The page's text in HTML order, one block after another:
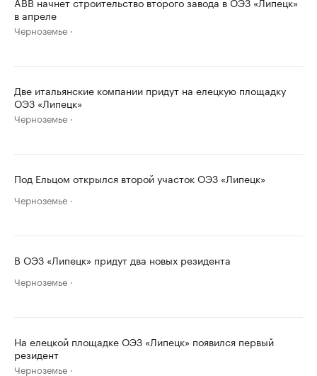
в апреле
Черноземье
Две итальянские компании придут на елецкую площадку
ОЭЗ «Липецк»
Черноземье
Под Ельцом открылся второй участок ОЭЗ «Липецк»
Черноземье
В ОЭЗ «Липецк» придут два новых резидента
Черноземье
На елецкой площадке ОЭЗ «Липецк» появился первый
резидент
Черноземье